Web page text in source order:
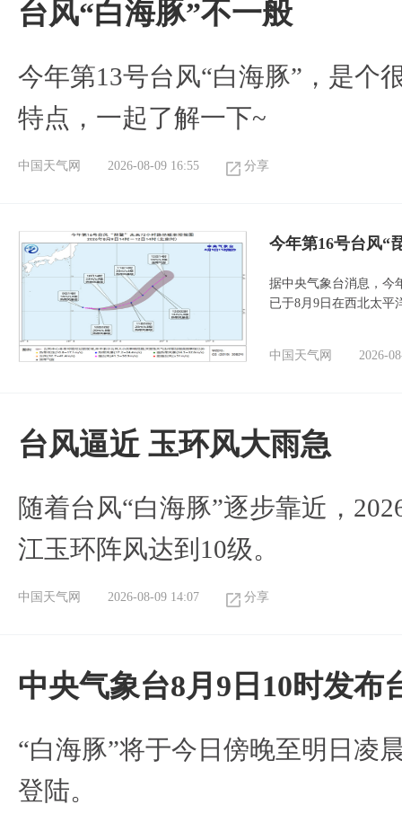
台风“白海豚”不一般
今年第13号台风“白海豚”，是个
特点，一起了解一下~
中国天气网 2026-08-09 16:55 分享
今年第16号台风“
据中央气象台消息，今
已于8月9日在西北太平
中国天气网 2026-
台风逼近 玉环风大雨急
随着台风“白海豚”逐步靠近，
江玉环阵风达到10级。
中国天气网 2026-08-09 14:07 分享
中央气象台8月9日10时发布
“白海豚”将于今日傍晚至明日凌
登陆。